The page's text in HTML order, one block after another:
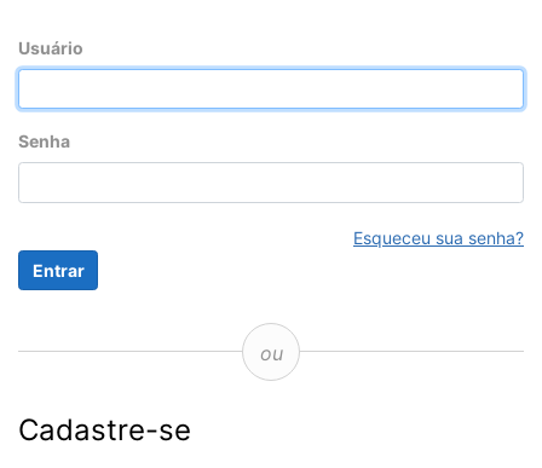
Usuário
Senha
Esqueceu sua senha?
ou
Cadastre-se